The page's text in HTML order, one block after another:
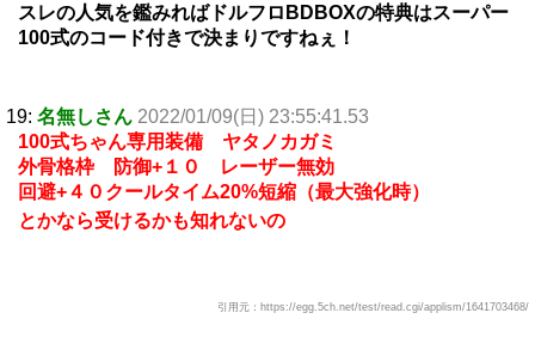
スレの人気を鑑みればドルフロBDBOXの特典はスーパー
100式のコード付きで決まりですねぇ！
19: 名無しさん 2022/01/09(日) 23:55:41.53
100式ちゃん専用装備 ヤタノカガミ
外骨格枠 防御+１０ レーザー無効
回避+４０クールタイム20%短縮（最大強化時）
とかなら受けるかも知れないの
引用元：https://egg.5ch.net/test/read.cgi/applism/1641703468/